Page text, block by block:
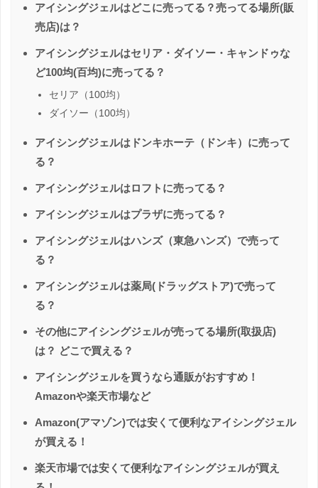
アイシングジェルはどこに売ってる？売ってる場所(販
売店)は？
アイシングジェルはセリア・ダイソー・キャンドゥな
ど100均(百均)に売ってる？
セリア（100均）
ダイソー（100均）
アイシングジェルはドンキホーテ（ドンキ）に売って
る？
アイシングジェルはロフトに売ってる？
アイシングジェルはプラザに売ってる？
アイシングジェルはハンズ（東急ハンズ）で売って
る？
アイシングジェルは薬局(ドラッグストア)で売って
る？
その他にアイシングジェルが売ってる場所(取扱店)
は？ どこで買える？
アイシングジェルを買うなら通販がおすすめ！
Amazonや楽天市場など
Amazon(アマゾン)では安くて便利なアイシングジェル
が買える！
楽天市場では安くて便利なアイシングジェルが買え